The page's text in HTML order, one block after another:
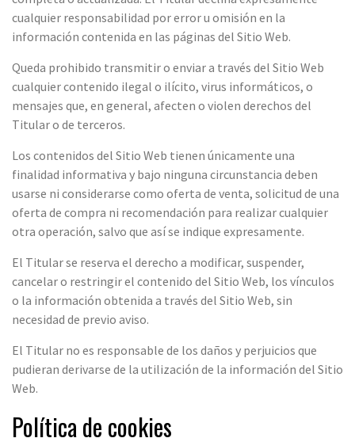
cualquier responsabilidad por error u omisión en la
información contenida en las páginas del Sitio Web.
Queda prohibido transmitir o enviar a través del Sitio Web
cualquier contenido ilegal o ilícito, virus informáticos, o
mensajes que, en general, afecten o violen derechos del
Titular o de terceros.
Los contenidos del Sitio Web tienen únicamente una
finalidad informativa y bajo ninguna circunstancia deben
usarse ni considerarse como oferta de venta, solicitud de una
oferta de compra ni recomendación para realizar cualquier
otra operación, salvo que así se indique expresamente.
El Titular se reserva el derecho a modificar, suspender,
cancelar o restringir el contenido del Sitio Web, los vínculos
o la información obtenida a través del Sitio Web, sin
necesidad de previo aviso.
El Titular no es responsable de los daños y perjuicios que
pudieran derivarse de la utilización de la información del Sitio
Web.
Política de cookies